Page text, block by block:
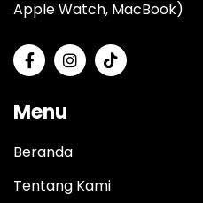
Apple Watch, MacBook)
Menu
Beranda
Tentang Kami